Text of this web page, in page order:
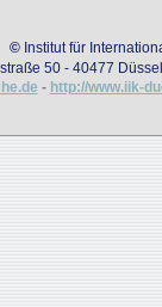
© Institut für
50 - 40477
- http://www.iik-